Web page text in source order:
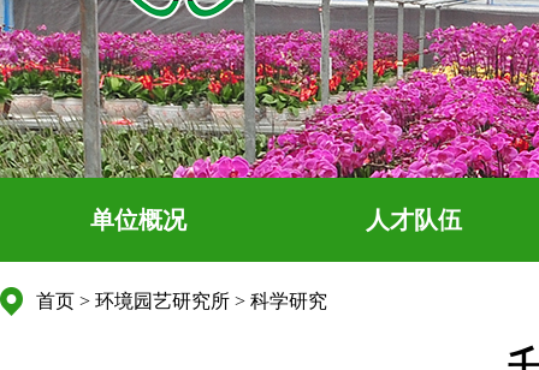
单位概况 人才队伍
首页 > 环境园艺研究所 > 科学研究